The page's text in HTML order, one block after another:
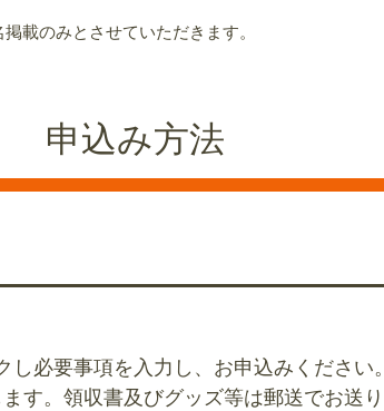
載のみとさせていただきます。
申込み方法
し必要事項を入力し、お申込みください
す。領収書及びグッズ等は郵送でお送